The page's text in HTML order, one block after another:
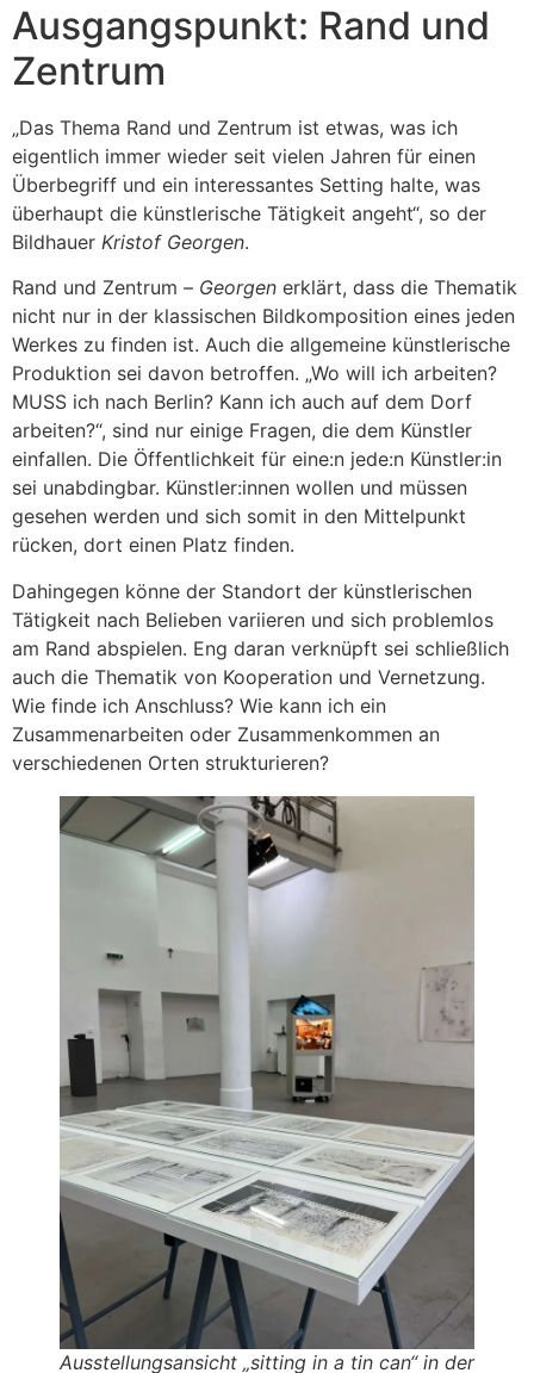
Ausgangspunkt: Rand und
Zentrum
„Das Thema Rand und Zentrum ist etwas, was ich
eigentlich immer wieder seit vielen Jahren für einen
Überbegriff und ein interessantes Setting halte, was
überhaupt die künstlerische Tätigkeit angeht“, so der
Bildhauer Kristof Georgen.
Rand und Zentrum – Georgen erklärt, dass die Thematik
nicht nur in der klassischen Bildkomposition eines jeden
Werkes zu finden ist. Auch die allgemeine künstlerische
Produktion sei davon betroffen. „Wo will ich arbeiten?
MUSS ich nach Berlin? Kann ich auch auf dem Dorf
arbeiten?“, sind nur einige Fragen, die dem Künstler
einfallen. Die Öffentlichkeit für eine:n jede:n Künstler:in
sei unabdingbar. Künstler:innen wollen und müssen
gesehen werden und sich somit in den Mittelpunkt
rücken, dort einen Platz finden.
Dahingegen könne der Standort der künstlerischen
Tätigkeit nach Belieben variieren und sich problemlos
am Rand abspielen. Eng daran verknüpft sei schließlich
auch die Thematik von Kooperation und Vernetzung.
Wie finde ich Anschluss? Wie kann ich ein
Zusammenarbeiten oder Zusammenkommen an
verschiedenen Orten strukturieren?
Ausstellungsansicht „sitting in a tin can“ in der